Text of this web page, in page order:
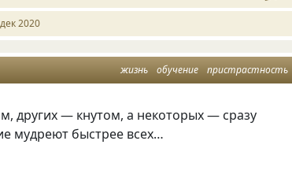
2020
жизнь обучение пристрастность
других — кнутом, а некоторых — сразу
мудреют быстрее всех…